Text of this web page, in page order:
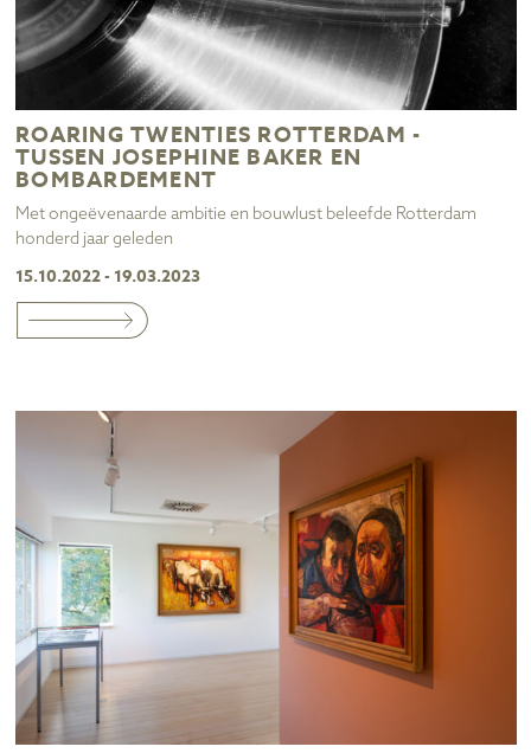
ROARING TWENTIES ROTTERDAM -
TUSSEN JOSEPHINE BAKER EN
BOMBARDEMENT
Met ongeëvenaarde ambitie en bouwlust beleefde Rotterdam
honderd jaar geleden
15.10.2022 - 19.03.2023